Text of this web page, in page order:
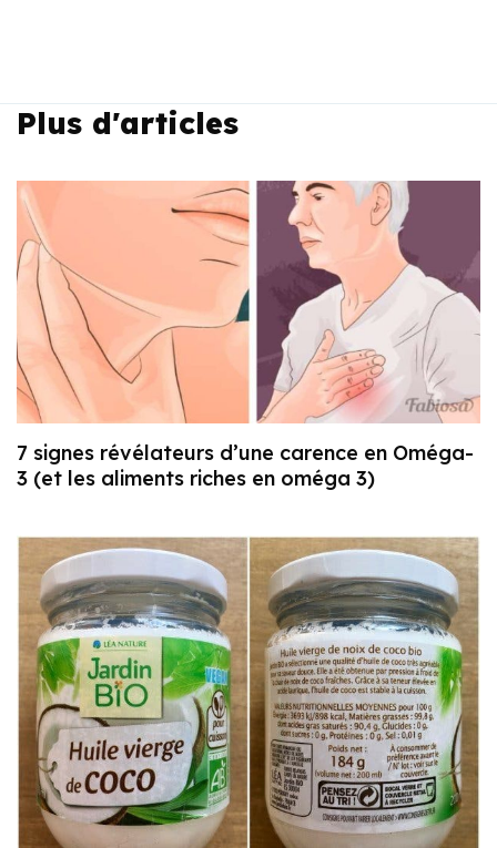
Plus d'articles
7 signes révélateurs d’une carence en Oméga-
3 (et les aliments riches en oméga 3)